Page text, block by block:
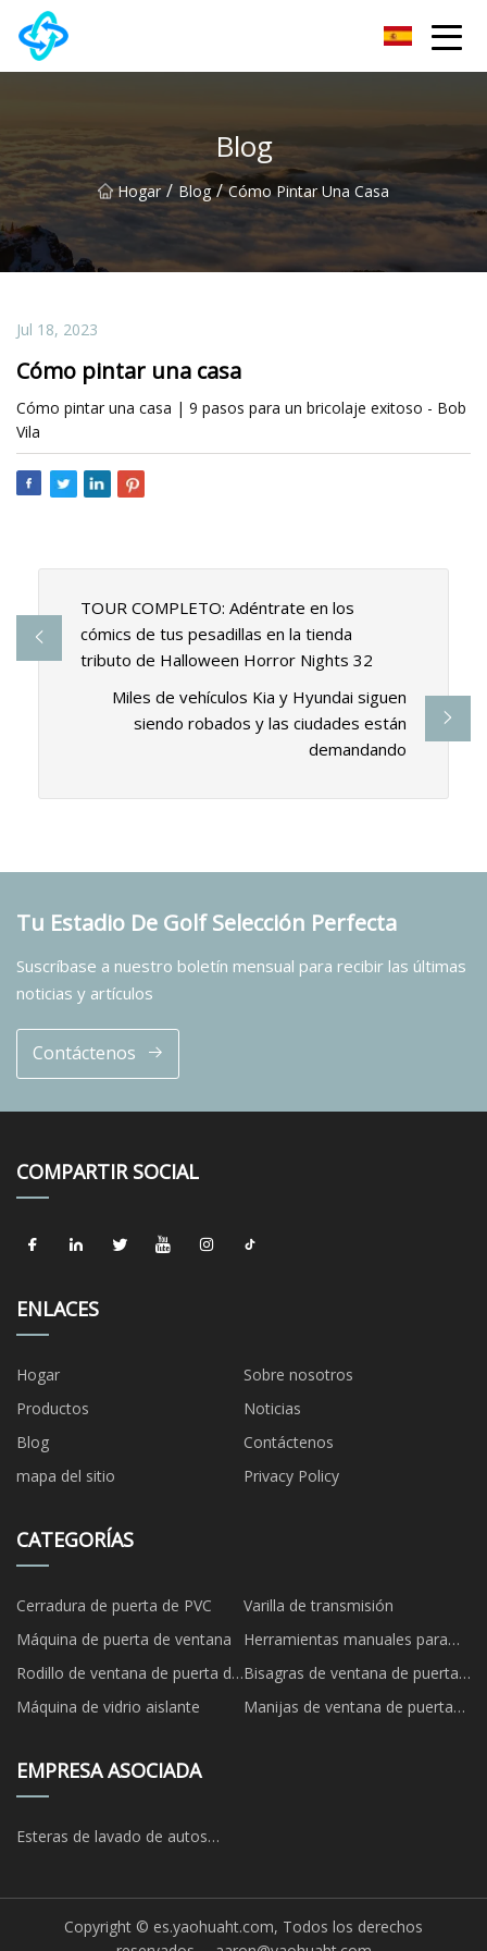
Grupo Co., Ltd de la cerradura de puerta de Chongqing UPVC
Blog
Hogar / Blog / Cómo Pintar Una Casa
Jul 18, 2023
Cómo pintar una casa
Cómo pintar una casa | 9 pasos para un bricolaje exitoso - Bob
Vila
TOUR COMPLETO: Adéntrate en los
cómics de tus pesadillas en la tienda
tributo de Halloween Horror Nights 32
Miles de vehículos Kia y Hyundai siguen
siendo robados y las ciudades están
demandando
Tu Estadio De Golf Selección Perfecta
Suscríbase a nuestro boletín mensual para recibir las últimas
noticias y artículos
Contáctenos
COMPARTIR SOCIAL
ENLACES
Hogar
Sobre nosotros
Productos
Noticias
Blog
Contáctenos
mapa del sitio
Privacy Policy
CATEGORÍAS
Cerradura de puerta de PVC
Varilla de transmisión
Máquina de puerta de ventana
Herramientas manuales para
puertas y ventanas
Rodillo de ventana de puerta de
UPVC
Bisagras de ventana de puerta
de UPVC
Máquina de vidrio aislante
Manijas de ventana de puerta
EMPRESA ASOCIADA
Esteras de lavado de autos
Copyright © es.yaohuaht.com, Todos los derechos